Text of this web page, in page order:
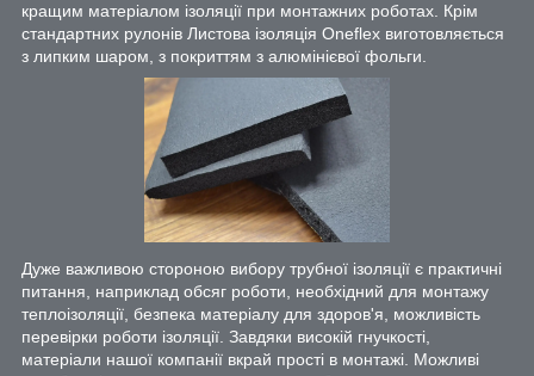
кращим матеріалом ізоляції при монтажних роботах. Крім
стандартних рулонів Листова ізоляція Oneflex виготовляється
з липким шаром, з покриттям з алюмінієвої фольги.
Дуже важливою стороною вибору трубної ізоляції є практичні
питання, наприклад обсяг роботи, необхідний для монтажу
теплоізоляції, безпека матеріалу для здоров'я, можливість
перевірки роботи ізоляції. Завдяки високій гнучкості,
матеріали нашої компанії вкрай прості в монтажі. Можливі